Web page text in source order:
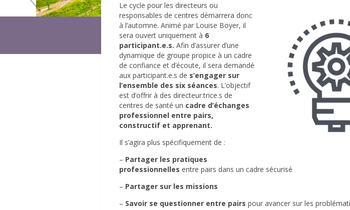
Le cycle pour les directeurs ou
responsables de centres démarrera donc
à l’automne. Animé par Louise Boyer, il
sera ouvert uniquement à 6
participant.e.s. Afin d’assurer d’une
dynamique de groupe propice à un cadre
de confiance et d’écoute, il sera demandé
aux participant.e.s de s’engager sur
l’ensemble des six séances. L’objectif
est d’offrir à des directeur.trice.s de
centres de santé un cadre d’échanges
professionnel entre pairs,
constructif et apprenant.
Il s’agira plus spécifiquement de :
– Partager les pratiques
professionnelles entre pairs dans un cadre sécurisé
– Partager sur les missions
– Savoir se questionner entre pairs pour avancer sur les